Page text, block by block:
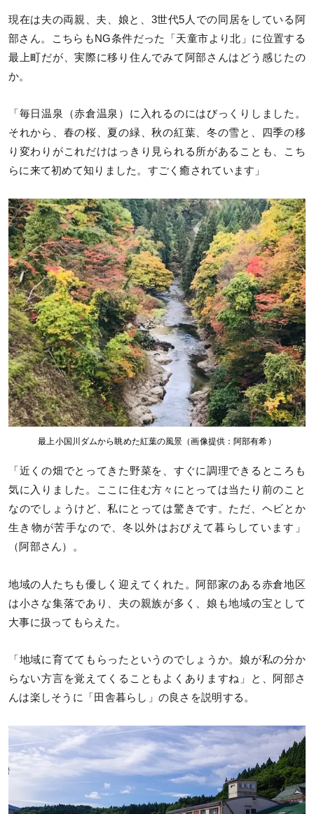
現在は夫の両親、夫、娘と、3世代5人での同居をしている阿
部さん。こちらもNG条件だった「天童市より北」に位置する
最上町だが、実際に移り住んでみて阿部さんはどう感じたの
か。
「毎日温泉（赤倉温泉）に入れるのにはびっくりしました。
それから、春の桜、夏の緑、秋の紅葉、冬の雪と、四季の移
り変わりがこれだけはっきり見られる所があることも、こち
らに来て初めて知りました。すごく癒されています」
最上小国川ダムから眺めた紅葉の風景（画像提供：阿部有希）
「近くの畑でとってきた野菜を、すぐに調理できるところも
気に入りました。ここに住む方々にとっては当たり前のこと
なのでしょうけど、私にとっては驚きです。ただ、ヘビとか
生き物が苦手なので、冬以外はおびえて暮らしています」
（阿部さん）。
地域の人たちも優しく迎えてくれた。阿部家のある赤倉地区
は小さな集落であり、夫の親族が多く、娘も地域の宝として
大事に扱ってもらえた。
「地域に育ててもらったというのでしょうか。娘が私の分か
らない方言を覚えてくることもよくありますね」と、阿部さ
んは楽しそうに「田舎暮らし」の良さを説明する。